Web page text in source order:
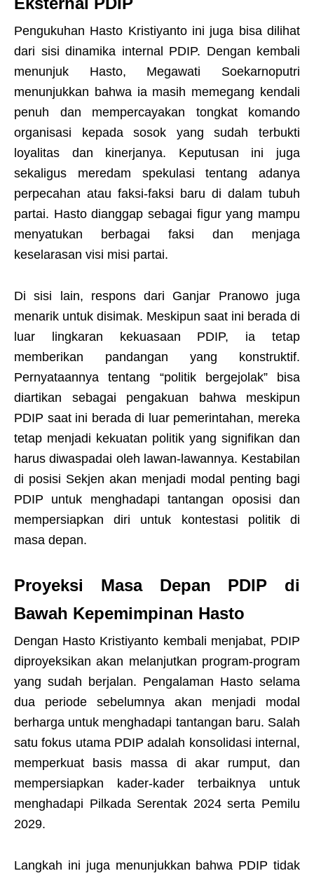
Pengukuhan Hasto Kristiyanto ini juga bisa dilihat
dari sisi dinamika internal PDIP. Dengan kembali
menunjuk Hasto, Megawati Soekarnoputri
menunjukkan bahwa ia masih memegang kendali
penuh dan mempercayakan tongkat komando
organisasi kepada sosok yang sudah terbukti
loyalitas dan kinerjanya. Keputusan ini juga
sekaligus meredam spekulasi tentang adanya
perpecahan atau faksi-faksi baru di dalam tubuh
partai. Hasto dianggap sebagai figur yang mampu
menyatukan berbagai faksi dan menjaga
keselarasan visi misi partai.
Di sisi lain, respons dari Ganjar Pranowo juga
menarik untuk disimak. Meskipun saat ini berada di
luar lingkaran kekuasaan PDIP, ia tetap
memberikan pandangan yang konstruktif.
Pernyataannya tentang “politik bergejolak” bisa
diartikan sebagai pengakuan bahwa meskipun
PDIP saat ini berada di luar pemerintahan, mereka
tetap menjadi kekuatan politik yang signifikan dan
harus diwaspadai oleh lawan-lawannya. Kestabilan
di posisi Sekjen akan menjadi modal penting bagi
PDIP untuk menghadapi tantangan oposisi dan
mempersiapkan diri untuk kontestasi politik di
masa depan.
Proyeksi Masa Depan PDIP di
Bawah Kepemimpinan Hasto
Dengan Hasto Kristiyanto kembali menjabat, PDIP
diproyeksikan akan melanjutkan program-program
yang sudah berjalan. Pengalaman Hasto selama
dua periode sebelumnya akan menjadi modal
berharga untuk menghadapi tantangan baru. Salah
satu fokus utama PDIP adalah konsolidasi internal,
memperkuat basis massa di akar rumput, dan
mempersiapkan kader-kader terbaiknya untuk
menghadapi Pilkada Serentak 2024 serta Pemilu
2029.
Langkah ini juga menunjukkan bahwa PDIP tidak